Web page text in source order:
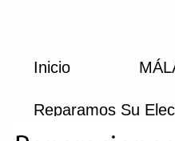
Inicio
Reparamos Su